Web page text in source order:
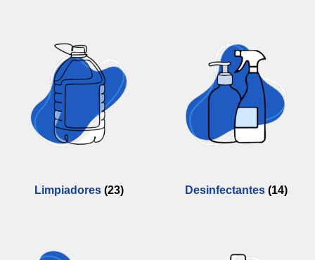
Limpiadores (23) Desinfectantes (14)